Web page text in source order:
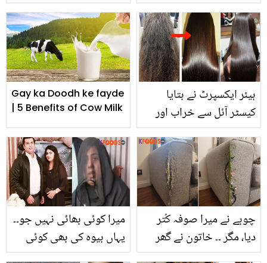
کچھوری اور ترکاری کیسے
بناتے ہیں، جو آپ نے پہلے
نہیں کھائی ہوگی
کردیا
Gay ka Doodh ke fayde
| 5 Benefits of Cow Milk
ہیئر ایکسپرٹ نے بتایا
کیسٹر آئل سے خراب اور
سیدھا کرنے کا آسان طریقہ
میرا کوئی بھائی نہیں جو۔۔
یہاں بیوہ کی بھی کوئی
چوہے نے میرا صوفہ کُتر
دیا، مگر ۔۔ خاتون نے گھر